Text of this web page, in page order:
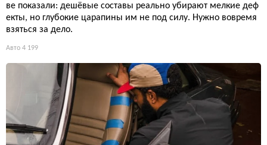
ве показали: дешёвые составы реально убирают мелкие деф
екты, но глубокие царапины им не под силу. Нужно вовремя
взяться за дело.
Авто 4 199